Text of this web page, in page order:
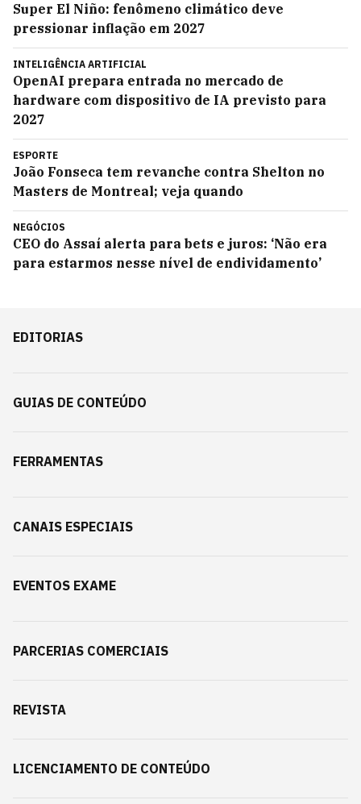
Super El Niño: fenômeno climático deve
pressionar inflação em 2027
INTELIGÊNCIA ARTIFICIAL
OpenAI prepara entrada no mercado de
hardware com dispositivo de IA previsto para
2027
ESPORTE
João Fonseca tem revanche contra Shelton no
Masters de Montreal; veja quando
NEGÓCIOS
CEO do Assaí alerta para bets e juros: ‘Não era
para estarmos nesse nível de endividamento’
EDITORIAS
GUIAS DE CONTEÚDO
FERRAMENTAS
CANAIS ESPECIAIS
EVENTOS EXAME
PARCERIAS COMERCIAIS
REVISTA
LICENCIAMENTO DE CONTEÚDO